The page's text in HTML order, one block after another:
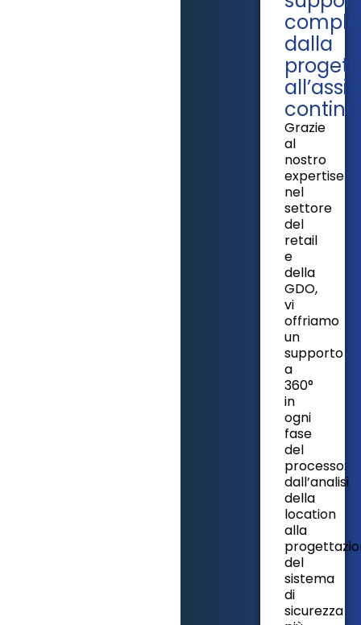
dalla
Grazie
al
nostro
expertise
nel
settore
del
retail
e
della
GDO,
vi
offriamo
un
supporto
a
360°
in
ogni
fase
del
processo:
dall’analisi
della
location
alla
del
sistema
di
sicurezza